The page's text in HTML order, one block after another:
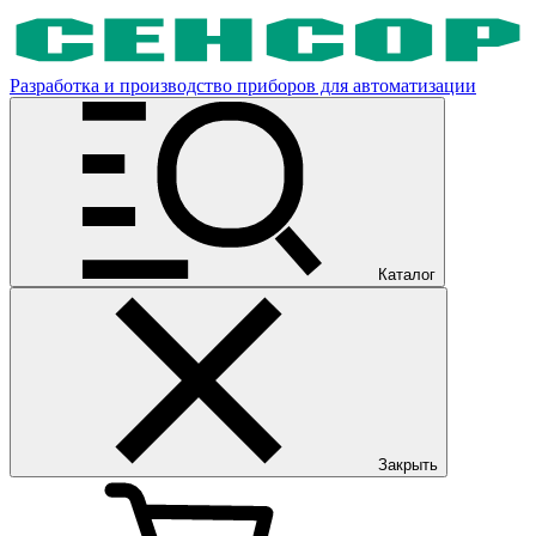
Разработка и производство приборов для автоматизации
Каталог
Закрыть